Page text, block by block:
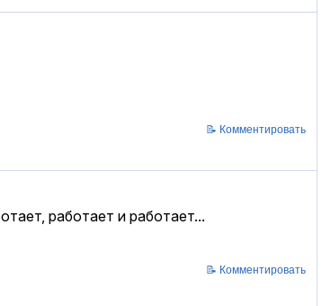
📝 Комментировать
работает и работает...
📝 Комментировать